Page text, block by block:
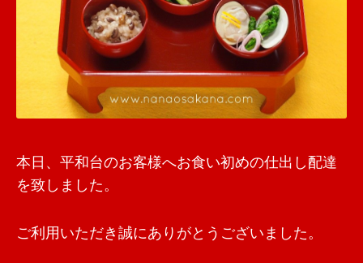
本日、平和台のお客様へお食い初めの仕出し配達
を致しました。
ご利用いただき誠にありがとうございました。